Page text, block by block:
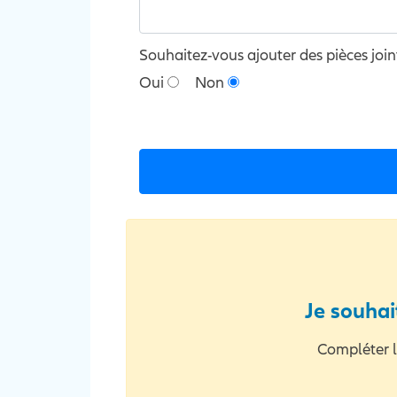
Souhaitez-vous ajouter des pièces
Oui
Non
Je
Compléter